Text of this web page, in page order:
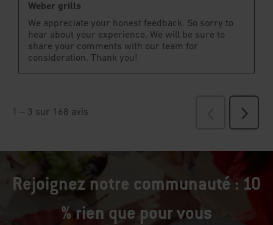
Rejoignez notre communauté : 10
% rien que pour vous